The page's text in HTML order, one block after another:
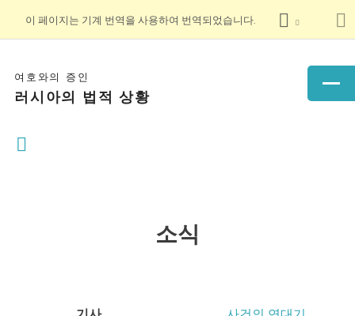
이 페이지는 기계 번역을 사용하여 번역되었습니다.
여호와의 증인
러시아의 법적 상황
소식